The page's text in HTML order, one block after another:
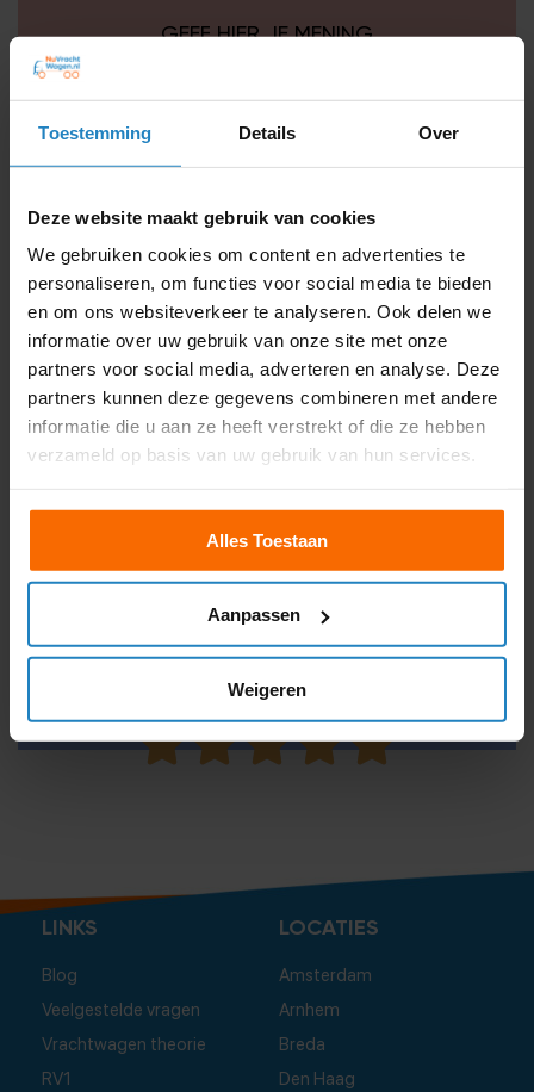
Toestemming Details Over
Deze website maakt gebruik van cookies
We gebruiken cookies om content en advertenties te
personaliseren, om functies voor social media te bieden
en om ons websiteverkeer te analyseren. Ook delen we
informatie over uw gebruik van onze site met onze
partners voor social media, adverteren en analyse. Deze
partners kunnen deze gegevens combineren met andere
informatie die u aan ze heeft verstrekt of die ze hebben
verzameld op basis van uw gebruik van hun services.
Alles Toestaan
Aanpassen
Weigeren
GEEF HIER JE MENING
Facebook
Geef je mening op Facebook over ons
GEEF HIER JE MENING
LINKS
Blog
Veelgestelde vragen
Vrachtwagen theorie
RV1
LOCATIES
Amsterdam
Arnhem
Breda
Den Haag